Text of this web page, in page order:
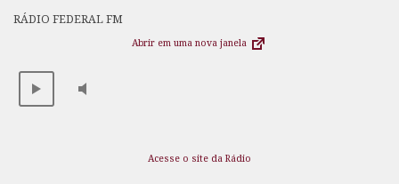
RÁDIO FEDERAL FM
Abrir em uma nova janela
Acesse o site da Rádio